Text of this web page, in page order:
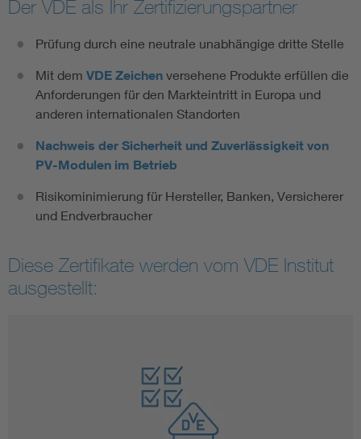
Der VDE als Ihr Zertifizierungspartner
Prüfung durch eine neutrale unabhängige dritte Stelle
Mit dem VDE Zeichen versehene Produkte erfüllen die
Anforderungen für den Markteintritt in Europa und
anderen internationalen Standorten
Nachweis der Sicherheit und Zuverlässigkeit von
PV-Modulen im Betrieb
Risikominimierung für Hersteller, Banken, Versicherer
und Endverbraucher
Diese Zertifikate werden vom VDE Institut
ausgestellt: